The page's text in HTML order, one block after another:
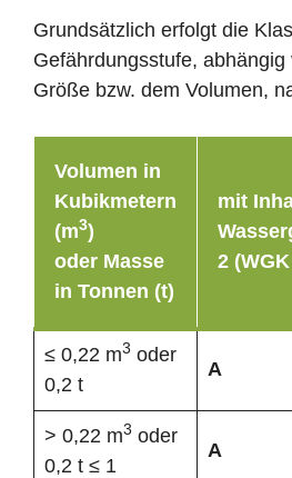
Grundsätzlich erfolgt die
Gefährdungsstufe,
Größe bzw. dem Volumen,
Volumen in
Kubikmetern
(m3)
oder Masse
in Tonnen (t)
mit
2
≤ 0,22 m3 oder
0,2 t
A
> 0,22 m3 oder
0,2 t ≤ 1
A